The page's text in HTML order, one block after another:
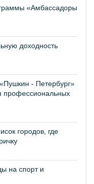
«Амбассадоры
доходность
- Петербург»
профессиональных
городов, где
на спорт и